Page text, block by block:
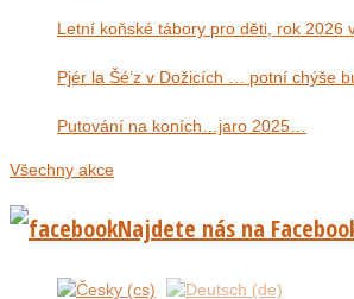
Letní koňské tábory pro děti, rok 2026
Pjér la Šé’z v Dožicích … potní chýše
Putování na koních…jaro 2025…
Všechny akce
Najdete nás na